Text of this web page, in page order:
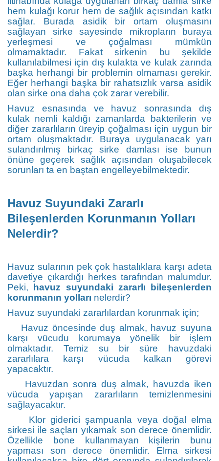
hem kulağı korur hem de sağlık açısından katkı
sağlar. Burada asidik bir ortam oluşmasını
sağlayan sirke sayesinde mikropların buraya
yerleşmesi ve çoğalması mümkün
olmamaktadır. Fakat sirkenin bu şekilde
kullanılabilmesi için dış kulakta ve kulak zarında
başka herhangi bir problemin olmaması gerekir.
Eğer herhangi başka bir rahatsızlık varsa asidik
olan sirke ona daha çok zarar verebilir.
Havuz esnasında ve havuz sonrasında dış
kulak nemli kaldığı zamanlarda bakterilerin ve
diğer zararlıların üreyip çoğalması için uygun bir
ortam oluşmaktadır. Buraya uygulanacak yarı
sulandırılmış birkaç sirke damlası ise bunun
önüne geçerek sağlık açısından oluşabilecek
sorunları ta en baştan engelleyebilmektedir.
Havuz Suyundaki Zararlı
Bileşenlerden Korunmanın Yolları
Nelerdir?
Havuz sularının pek çok hastalıklara karşı adeta
davetiye çıkardığı herkes tarafından malumdur.
Peki, havuz suyundaki zararlı bileşenlerden
korunmanın yolları nelerdir?
Havuz suyundaki zararlılardan korunmak için;
Havuz öncesinde duş almak, havuz suyuna
karşı vücudu korumaya yönelik bir işlem
olmaktadır. Temiz su bir süre havuzdaki
zararlılara karşı vücuda kalkan görevi
yapacaktır.
Havuzdan sonra duş almak, havuzda iken
vücuda yapışan zararlıların temizlenmesini
sağlayacaktır.
Klor giderici şampuanla veya doğal elma
sirkesi ile saçları yıkamak son derece önemlidir.
Özellikle bone kullanmayan kişilerin bunu
yapması son derece önemlidir. Elma sirkesi